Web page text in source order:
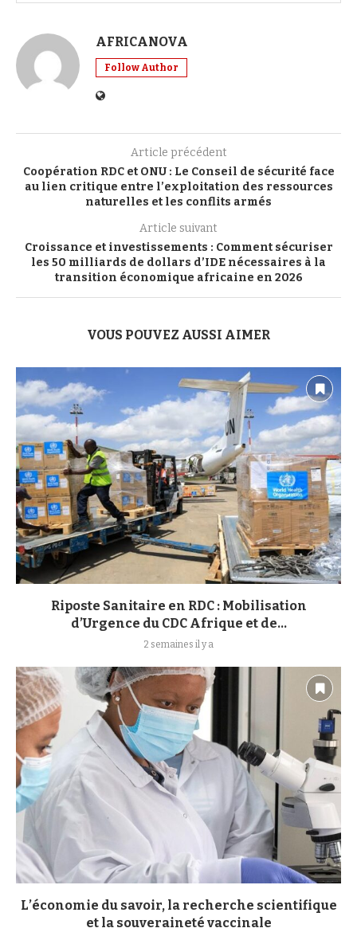
AFRICANOVA
Follow Author
Article précédent
Coopération RDC et ONU : Le Conseil de sécurité face
au lien critique entre l’exploitation des ressources
naturelles et les conflits armés
Article suivant
Croissance et investissements : Comment sécuriser
les 50 milliards de dollars d’IDE nécessaires à la
transition économique africaine en 2026
VOUS POUVEZ AUSSI AIMER
Riposte Sanitaire en RDC : Mobilisation
d’Urgence du CDC Afrique et de...
2 semaines il y a
L’économie du savoir, la recherche scientifique
et la souveraineté vaccinale